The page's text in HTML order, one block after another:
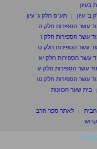
בעיון
ב' עיון
תע"ס חלק ג' עיון
עשר הספירות חלק ה
עשר הספירות חלק ז
עשר הספירות חלק ט
עשר הספירות חלק יא
עשר הספירות חלק יג
עשר הספירות חלק טו
בית שער הכוונות
לאתר ספר הרב